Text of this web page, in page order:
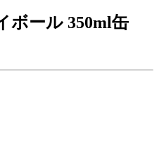
ボール 350ml缶